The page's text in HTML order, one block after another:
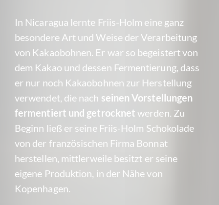
In Nicaragua lernte Friis-Holm eine ganz
besondere Art und Weise der Verarbeitung
von Kakaobohnen. Er war so begeistert von
dem Kakao und dessen Fermentierung, dass
er nur noch Kakaobohnen zur Herstellung
verwendet, die nach seinen Vorstellungen
fermentiert und getrocknet werden. Zu
Beginn ließ er seine Friis-Holm Schokolade
von der französischen Firma Bonnat
herstellen, mittlerweile besitzt er seine
eigene Produktion, in der Nähe von
Kopenhagen.